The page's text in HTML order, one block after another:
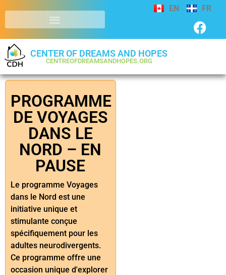
EN FR
CENTER OF DREAMS AND HOPES
CENTREOFDREAMSANDHOPES.ORG
PROGRAMME
DE VOYAGES
DANS LE
NORD – EN
PAUSE
Le programme Voyages
dans le Nord est une
initiative unique et
stimulante conçue
spécifiquement pour les
adultes neurodivergents.
Ce programme offre une
occasion unique d'explorer